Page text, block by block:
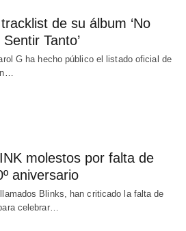
de su álbum ‘No
Tanto’
G ha hecho público el listado oficial de
molestos por falta de
aniversario
Blinks, han criticado la falta de
celebrar…